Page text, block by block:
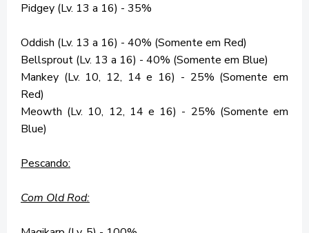
Pidgey (Lv. 13 a 16) - 35%
Oddish (Lv. 13 a 16) - 40% (Somente em Red)
Bellsprout (Lv. 13 a 16) - 40% (Somente em Blue)
Mankey (Lv. 10, 12, 14 e 16) - 25% (Somente em
Red)
Meowth (Lv. 10, 12, 14 e 16) - 25% (Somente em
Blue)
Pescando:
Com Old Rod: